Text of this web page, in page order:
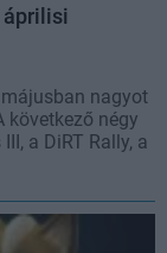
áprilisi
nagyot
következő négy
a DiRT Rally, a